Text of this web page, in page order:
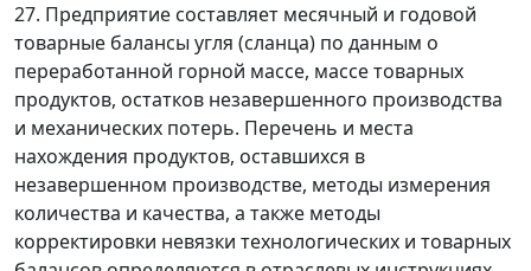
27. Предприятие составляет месячный и годовой
товарные балансы угля (сланца) по данным о
переработанной горной массе, массе товарных
продуктов, остатков незавершенного производства
и механических потерь. Перечень и места
нахождения продуктов, оставшихся в
незавершенном производстве, методы измерения
количества и качества, а также методы
корректировки невязки технологических и товарных